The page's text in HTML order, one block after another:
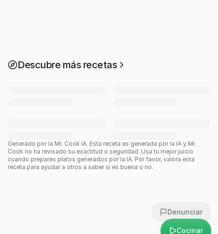
Cocinar
Descubre más recetas
Generado por la Mr. Cook IA. Esta receta es generada por la IA y Mr.
Cook no ha revisado su exactitud o seguridad. Usa tu mejor juicio
cuando prepares platos generados por la IA. Por favor, valora esta
receta para ayudar a otros a saber si es buena o no.
Denunciar